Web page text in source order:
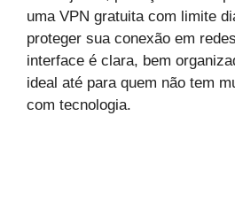
uma VPN gratuita com limite
proteger sua conexão em
interface é clara, bem
ideal até para quem não tem
com tecnologia.